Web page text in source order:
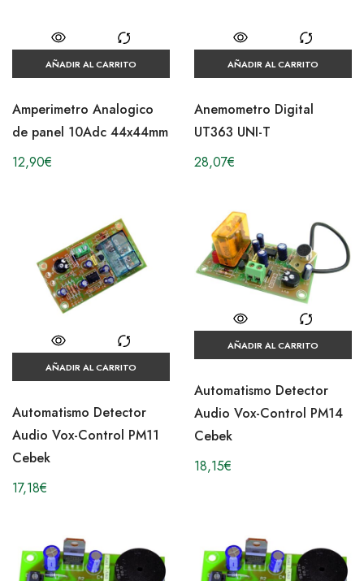
AÑADIR AL CARRITO
Amperimetro Analogico
de panel 10Adc 44x44mm
12,90€
AÑADIR AL CARRITO
Anemometro Digital
UT363 UNI-T
28,07€
AÑADIR AL CARRITO
Automatismo Detector
Audio Vox-Control PM11
Cebek
17,18€
AÑADIR AL CARRITO
Automatismo Detector
Audio Vox-Control PM14
Cebek
18,15€